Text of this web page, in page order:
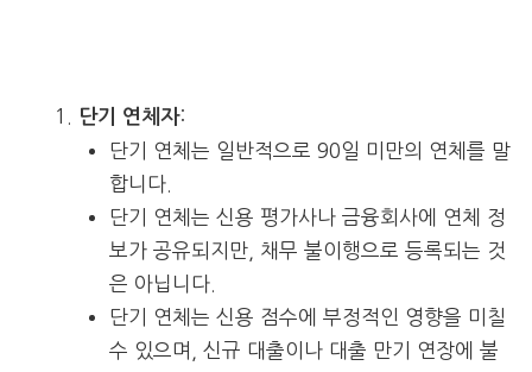
단기 연체자:
단기 연체는 일반적으로 90일 미만의 연체를 말
합니다.
단기 연체는 신용 평가사나 금융회사에 연체 정
보가 공유되지만, 채무 불이행으로 등록되는 것
은 아닙니다.
단기 연체는 신용 점수에 부정적인 영향을 미칠
수 있으며, 신규 대출이나 대출 만기 연장에 불